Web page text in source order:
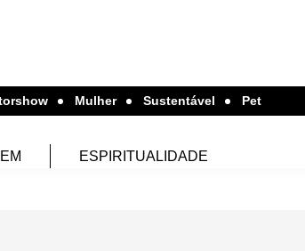
Mulher Sustentável Pet
ESPIRITUALIDADE